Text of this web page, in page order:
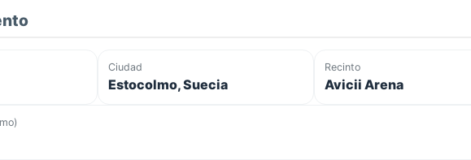
Ciudad
Estocolmo, Suecia
Recinto
Avicii Arena